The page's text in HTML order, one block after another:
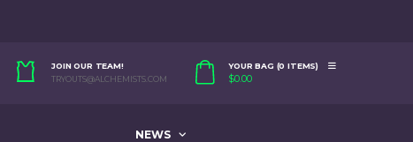
JOIN OUR TEAM!
TRYOUTS@ALCHEMISTS.COM
YOUR BAG (0 ITEMS)
$0.00
NEWS